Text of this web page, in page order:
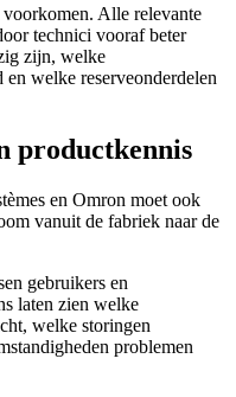
Alle relevante
technici vooraf beter
zijn, welke
welke reserveonderdelen
productkennis
en Omron moet ook
vanuit de fabriek naar de
gebruikers en
laten zien welke
welke storingen
problemen